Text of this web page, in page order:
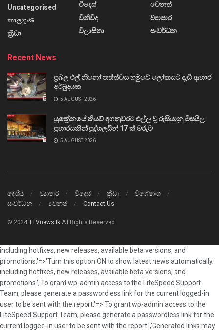
Uncategorised
කාලගුණ
ක්‍රීඩා
විදෙස්
විනිවිද
විලාසිතා
වෙනත්
ව්‍යාපාර
සංවර්ධන
Recent News
ප්‍රබල එල් නීනෝ තත්ත්වය හමුවේ ලෝකයට දැඩි ආහාර
අර්බුදයක
5 AUGUST 2026
යුක්‍රේනයේ කියව් අගනුවරට එල්ල වූ රුසියානු මිසයිල
ප්‍රහාරයකින් පුද්ගලයින් 17 ක් මරුට
5 AUGUST 2026
දේශීය ව්‍යාපාර විදෙස් ක්‍රීඩා
විශේෂාංග
සංවර්ධන
වෙනත් Contact Us
© 2024 TTVnews.lk All Rights Reserved
including hotfixes, new releases, available beta versions, and
promotions.'=>'Turn this option ON to show latest news automatically,
including hotfixes, new releases, available beta versions, and
promotions.','To grant wp-admin access to the LiteSpeed Support
Team, please generate a passwordless link for the current logged-in
user to be sent with the report.'=>'To grant wp-admin access to the
LiteSpeed Support Team, please generate a passwordless link for the
current logged-in user to be sent with the report.','Generated links may